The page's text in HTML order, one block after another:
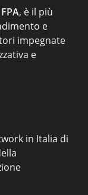
FPA, è il più
e
impegnate
e
in Italia di